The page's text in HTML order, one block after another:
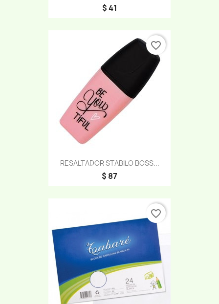
$ 41
RESALTADOR STABILO BOSS...
$ 87
favorite_border
favorite_border